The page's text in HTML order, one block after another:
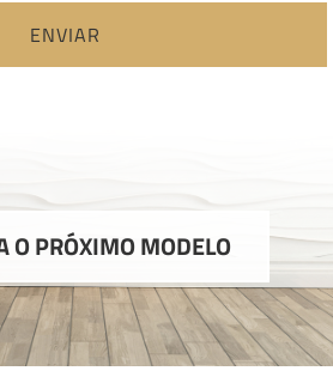
ENVIAR
O PRÓXIMO MODELO